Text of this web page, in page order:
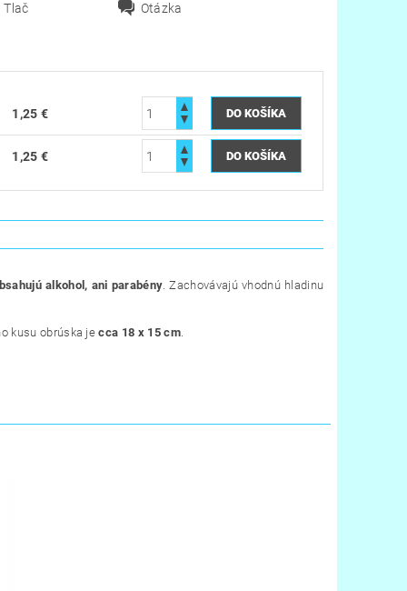
Tlač Otázka
1,25 €
1,25 €
alkohol, ani parabény. Zachovávajú vhodnú hladinu
kusu obrúska jecca 18 x 15 cm.